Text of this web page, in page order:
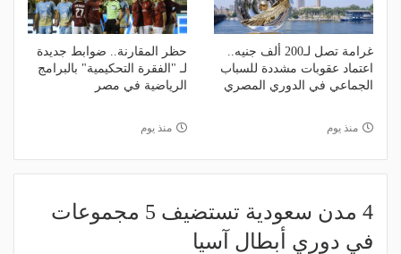
غرامة تصل لـ200 ألف جنيه..
اعتماد عقوبات مشددة للسباب
الجماعي في الدوري المصري
منذ يوم
حظر المقارنة.. ضوابط جديدة
لـ "الفقرة التحكيمية" بالبرامج
الرياضية في مصر
منذ يوم
‏4 مدن سعودية تستضيف 5 مجموعات
في دوري أبطال آسيا